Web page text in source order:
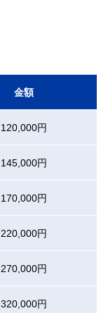
金額
120,000円
145,000円
170,000円
220,000円
270,000円
320,000円